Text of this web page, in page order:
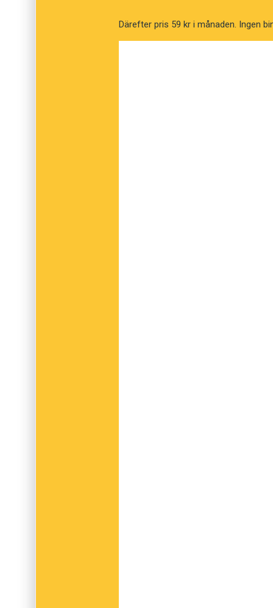
Därefter pris 59 kr i månaden. Ingen